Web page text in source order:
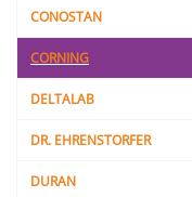
CONOSTAN
CORNING
DELTALAB
DR. EHRENSTORFER
DURAN